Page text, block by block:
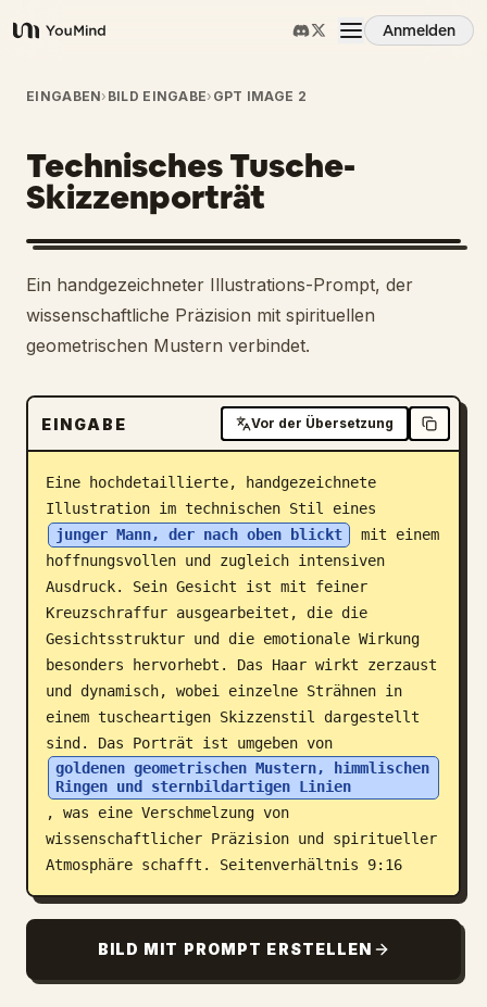
YouMind
Anmelden
Übersicht
Anwendungsfälle
Fähigkeiten
Prompts
Download
Blog
Updates
EINGABEN› BILD EINGABE› GPT IMAGE 2
Technisches Tusche-
Skizzenporträt
Ein handgezeichneter Illustrations-Prompt, der
wissenschaftliche Präzision mit spirituellen
geometrischen Mustern verbindet.
EINGABE Vor der Übersetzung
Eine hochdetaillierte, handgezeichnete
Illustration im technischen Stil eines
junger Mann, der nach oben blickt
mit einem
hoffnungsvollen und zugleich intensiven
Ausdruck. Sein Gesicht ist mit feiner
Kreuzschraffur ausgearbeitet, die die
Gesichtsstruktur und die emotionale Wirkung
besonders hervorhebt. Das Haar wirkt zerzaust
und dynamisch, wobei einzelne Strähnen in
einem tuscheartigen Skizzenstil dargestellt
sind. Das Porträt ist umgeben von
goldenen geometrischen Mustern, himmlischen
Ringen und sternbildartigen Linien
, was eine Verschmelzung von
wissenschaftlicher Präzision und spiritueller
Atmosphäre schafft. Seitenverhältnis 9:16
BILD MIT PROMPT ERSTELLEN